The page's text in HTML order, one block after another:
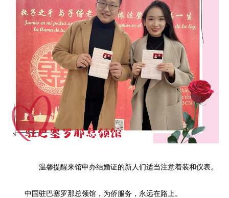
温馨提醒来馆申办结婚证的新人们适当注意着装和仪表。
中国驻巴塞罗那总领馆，为侨服务，永远在路上。